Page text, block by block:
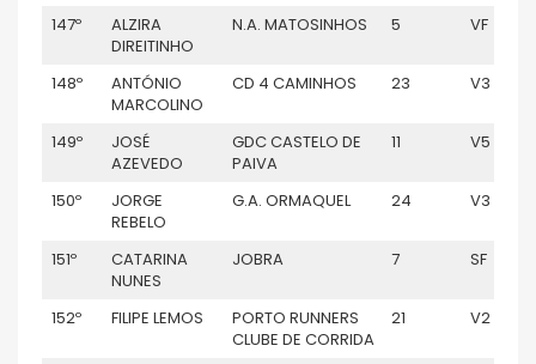
147º
ALZIRA
DIREITINHO
N.A. MATOSINHOS 5 VF
148º
ANTÓNIO
MARCOLINO
CD 4 CAMINHOS 23 V3
149º
JOSÉ
AZEVEDO
GDC CASTELO DE
PAIVA
11 V5
150º
JORGE
REBELO
G.A. ORMAQUEL 24 V3
151º
CATARINA
NUNES
JOBRA 7 SF
152º FILIPE LEMOS
PORTO RUNNERS
CLUBE DE CORRIDA
21 V2